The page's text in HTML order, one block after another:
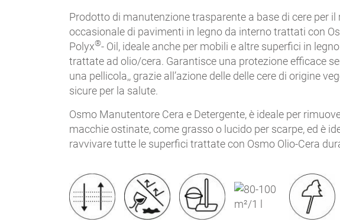
Prodotto di manutenzione trasparente a base di cere per il
occasionale di pavimenti in legno da interno trattati con
Polyx®- Oil, ideale anche per mobili e altre superfici in
trattate ad olio/cera. Garantisce una protezione efficace
una pellicola,, grazie all’azione delle delle cere di origine
sicure per la salute.
Osmo Manutentore Cera e Detergente, è ideale per
macchie ostinate, come grasso o lucido per scarpe, ed è
ravvivare tutte le superfici trattate con Osmo Olio-Cera